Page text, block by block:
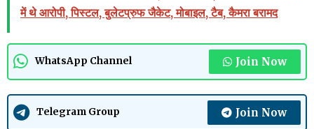
में थे आरोपी, पिस्टल, बुलेटप्रुफ जैकेट, मोबाइल, टैब, कैमरा बरामद
WhatsApp Channel Join Now
Telegram Group Join Now